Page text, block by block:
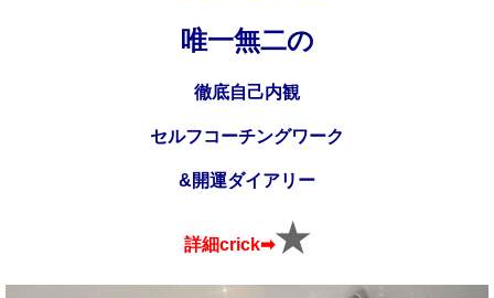
唯一無二の
徹底自己内観
セルフコーチングワーク
&開運ダイアリー
詳細crick➡★